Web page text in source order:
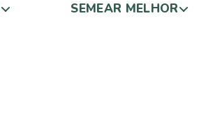
SEMEAR MELHOR